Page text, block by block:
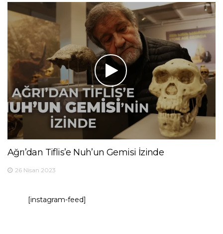
Ağrı’dan Tiflis’e Nuh’un Gemisi İzinde
26 Nisan 2023
[instagram-feed]